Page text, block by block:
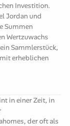
Investition.
Jordan und
Summen
Wertzuwachs
Sammlerstück,
erheblichen
in einer Zeit, in
der oft als